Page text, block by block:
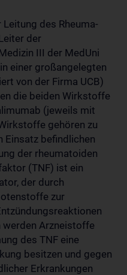
des Rheuma-
der
III der MedUni
einer großangelegten
von der Firma UCB)
die beiden Wirkstoffe
(jeweils mit
gehören zu
Einsatz befindlichen
der rheumatoiden
(TNF) ist ein
der durch
zur
werden Arzneistoffe
des TNF eine
besitzen und gegen
Erkrankungen